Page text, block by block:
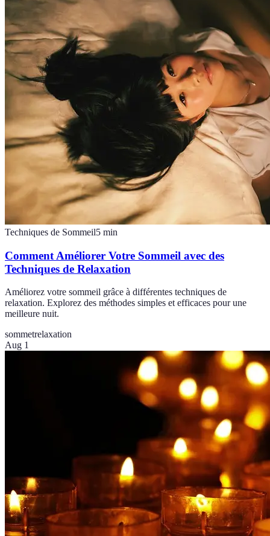
Techniques de Sommeil5 min
Comment Améliorer Votre Sommeil avec des
Techniques de Relaxation
Améliorez votre sommeil grâce à différentes techniques de
relaxation. Explorez des méthodes simples et efficaces pour une
meilleure nuit.
sommetrelaxation
Aug 1